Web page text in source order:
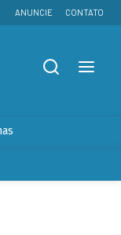
ANUNCIE CONTATO